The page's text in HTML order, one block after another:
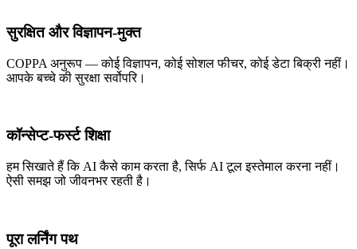
सुरक्षित और विज्ञापन-मुक्त
COPPA अनुरूप — कोई विज्ञापन, कोई सोशल फीचर, कोई डेटा बिक्री नहीं।
आपके बच्चे की सुरक्षा सर्वोपरि।
कॉन्सेप्ट-फर्स्ट शिक्षा
हम सिखाते हैं कि AI कैसे काम करता है, सिर्फ AI टूल इस्तेमाल करना नहीं।
ऐसी समझ जो जीवनभर रहती है।
पूरा लर्निंग पथ